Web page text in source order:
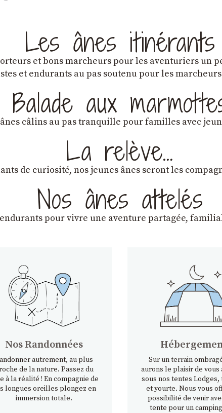
Les ânes itinérants
et bons marcheurs pour les aventuriers un
et endurants au pas soutenu pour les
Balade aux
câlins au pas tranquille pour familles avec
La relève…
de curiosité, nos jeunes ânes seront les
Nos ânes attelés
pour vivre une aventure partagée,
Nos Randonnées
autrement, au plus
de la nature. Passez du
à la réalité ! En compagnie de
longues oreilles plongez en
immersion totale.
Sur un terrain
aurons le plaisir de
sous nos tentes
et yourte. Nous vous
possibilité de venir
tente pour un